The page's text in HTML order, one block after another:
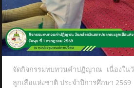
จัดกิจกรรมทบทวนคำปฏิญาณ เนื่องใน
ลูกเสือแห่งชาติ​ ประจำปีการศึกษา 2569